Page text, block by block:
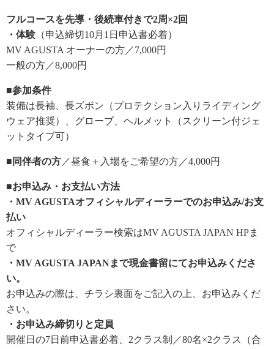
フルコースを先導・後続車付きで2周×2回
・体験 （申込締切10月1日申込書必着）
MV AGUSTA オーナーの方／7,000円
一般の方／8,000円
■参加条件
装備は長袖、長ズボン（プロテクション入りライディング
ウェア推奨）、グローブ、ヘルメット（スクリーン付ジェ
ットタイプ可）
■同伴者の方 ／昼食＋入場をご希望の方／4,000円
■お申込み・お支払い方法
・MV AGUSTAオフィシャルディーラーでのお申込み/お支
払い
オフィシャルディーラー検索はMV AGUSTA JAPAN HPま
で
・MV AGUSTA JAPANまで現金書留にてお申込みくださ
い。
お申込みの際は、チラシ裏面をご記入の上、お申込みくだ
さい。
・お申込み締切りと定員
開催日の7日前申込書必着、2クラス制／80名×2クラス（合